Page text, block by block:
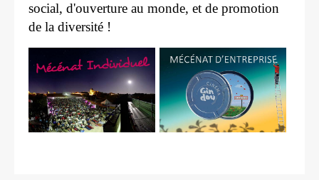
social, d'ouverture au monde, et de promotion
de la diversité !